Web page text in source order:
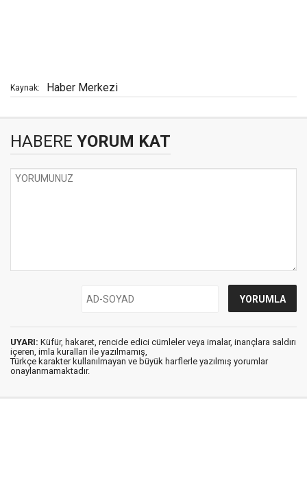
Kaynak: Haber Merkezi
HABERE YORUM KAT
UYARI: Küfür, hakaret, rencide edici cümleler veya imalar, inançlara saldırı
içeren, imla kuralları ile yazılmamış,
Türkçe karakter kullanılmayan ve büyük harflerle yazılmış yorumlar
onaylanmamaktadır.